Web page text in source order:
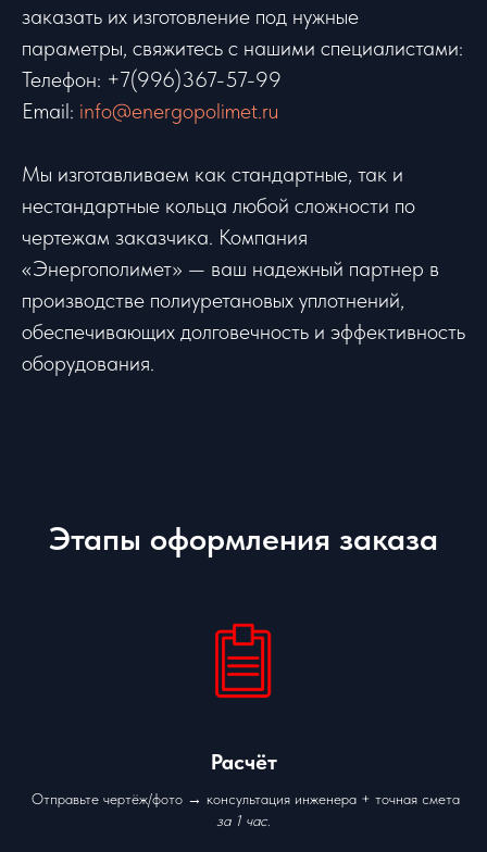
заказать их изготовление под нужные
параметры, свяжитесь с нашими специалистами:
Телефон: +7(996)367-57-99
Email: info@energopolimet.ru
Мы изготавливаем как стандартные, так и
нестандартные кольца любой сложности по
чертежам заказчика. Компания
«Энергополимет» — ваш надежный партнер в
производстве полиуретановых уплотнений,
обеспечивающих долговечность и эффективность
оборудования.
Этапы оформления заказа
Расчёт
Отправьте чертёж/фото → консультация инженера + точная смета
за 1 час.